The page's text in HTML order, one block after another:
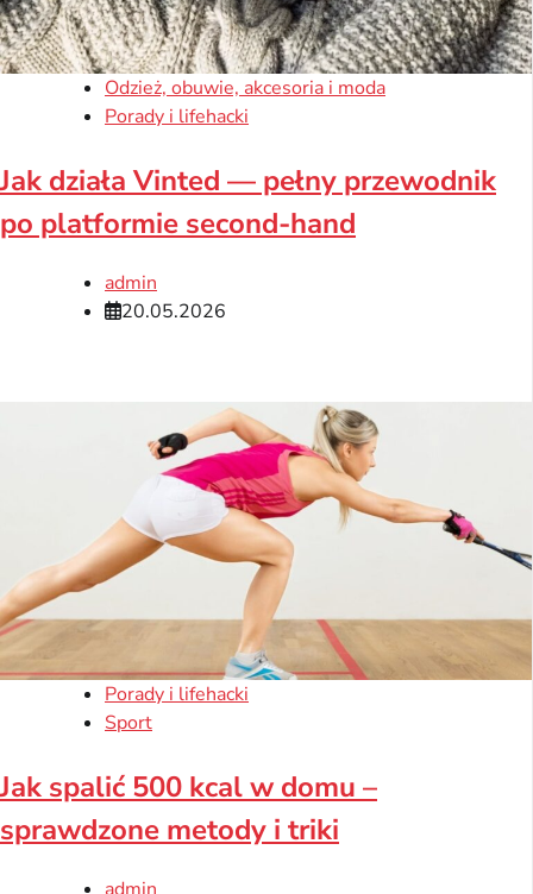
Odzież, obuwie, akcesoria i moda
Porady i lifehacki
Jak działa Vinted — pełny przewodnik
po platformie second-hand
admin
20.05.2026
Porady i lifehacki
Sport
Jak spalić 500 kcal w domu –
sprawdzone metody i triki